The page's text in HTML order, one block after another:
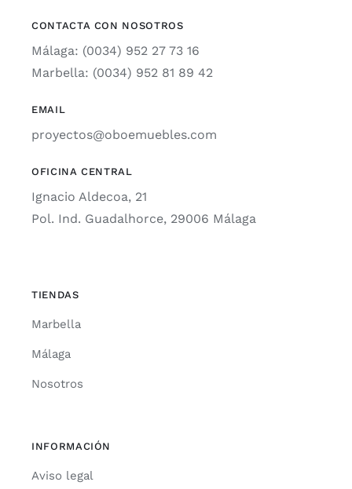
CONTACTA CON NOSOTROS
Málaga: (0034) 952 27 73 16
Marbella: (0034) 952 81 89 42
EMAIL
proyectos@oboemuebles.com
OFICINA CENTRAL
Ignacio Aldecoa, 21
Pol. Ind. Guadalhorce, 29006 Málaga
TIENDAS
Marbella
Málaga
Nosotros
INFORMACIÓN
Aviso legal